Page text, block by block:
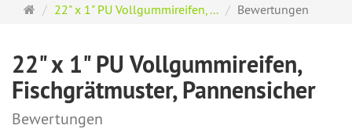
Startseite
22" x 1" PU Vollgummireifen, ... Bewertungen
22" x 1" PU Vollgummireifen,
Fischgrätmuster, Pannensicher
Bewertungen